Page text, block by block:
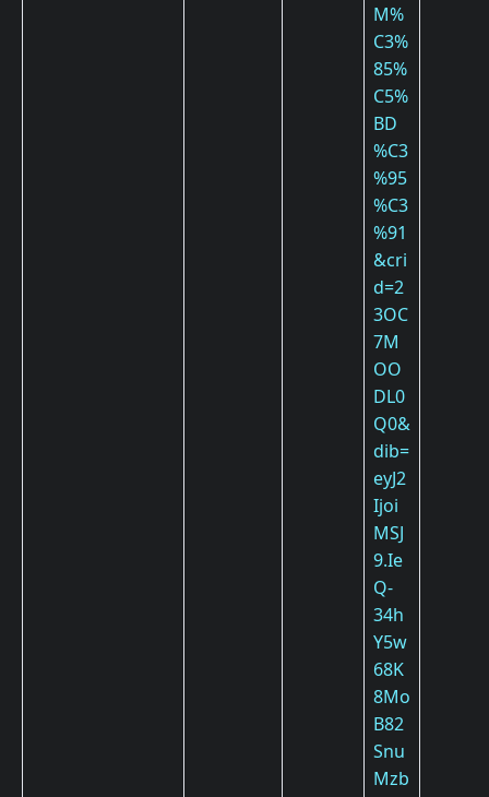
M%
C3%
85%
C5%
BD
%C3
%95
%C3
%91
&cri
d=2
3OC
7M
OO
DL0
Q0&
dib=
eyJ2
Ijoi
MSJ
9.Ie
Q-
34h
Y5w
68K
8Mo
B82
Snu
Mzb